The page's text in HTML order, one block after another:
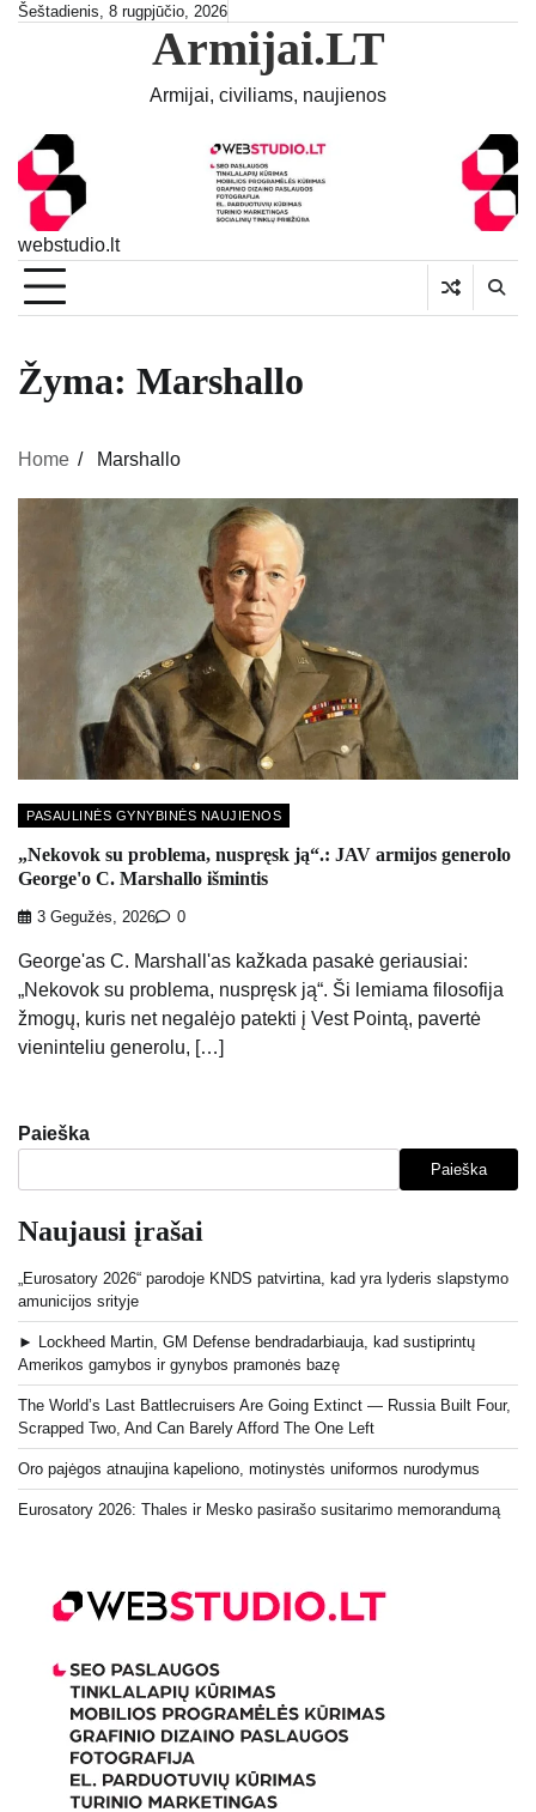
SkipŠeštadienis, 8 rugpjūčio, 2026
Armijai.LT
Armijai, civiliams, naujienos
webstudio.lt
Žyma: Marshallo
Home Marshallo
PASAULINĖS GYNYBINĖS NAUJIENOS
„Nekovok su problema, nuspręsk ją“.: JAV armijos generolo
George'o C. Marshallo išmintis
3 Gegužės, 2026 0
George'as C. Marshall'as kažkada pasakė geriausiai:
„Nekovok su problema, nuspręsk ją“. Ši lemiama filosofija
žmogų, kuris net negalėjo patekti į Vest Pointą, pavertė
vieninteliu generolu, […]
Paieška
Paieška
Naujausi įrašai
„Eurosatory 2026“ parodoje KNDS patvirtina, kad yra lyderis slapstymo
amunicijos srityje
► Lockheed Martin, GM Defense bendradarbiauja, kad sustiprintų
Amerikos gamybos ir gynybos pramonės bazę
The World’s Last Battlecruisers Are Going Extinct — Russia Built Four,
Scrapped Two, And Can Barely Afford The One Left
Oro pajėgos atnaujina kapeliono, motinystės uniformos nurodymus
Eurosatory 2026: Thales ir Mesko pasirašo susitarimo memorandumą